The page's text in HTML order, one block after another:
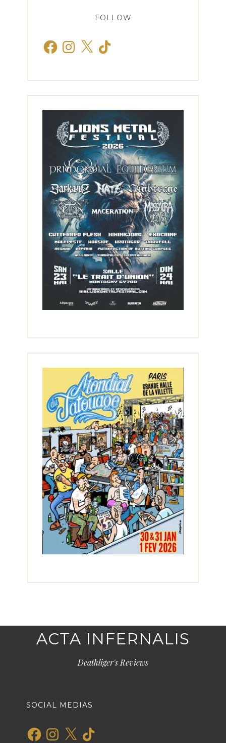
FOLLOW
FacebookInstagram
X TikTok
ACTA INFERNALIS
Deathliger's Reviews
SOCIAL MEDIAS
FacebookInstagram
X TikTok